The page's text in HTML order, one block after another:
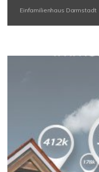
Einfamilienhaus Darmstadt